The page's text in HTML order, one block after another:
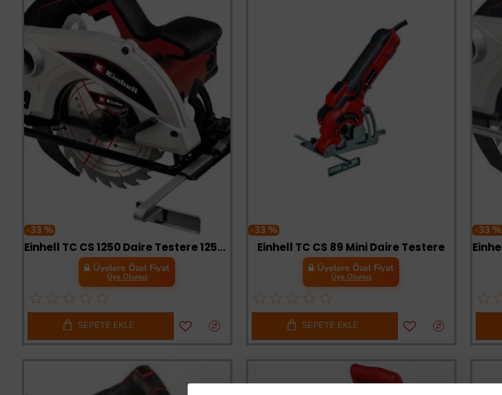
-33 %
Einhell TC CS 1250 Daire Testere 1250 Watt
Üyelere Özel Fiyat
Üye Olunuz
SEPETE EKLE
-33 %
Einhell TC CS 89 Mini Daire Testere
Üyelere Özel Fiyat
Üye Olunuz
SEPETE EKLE
-33 %